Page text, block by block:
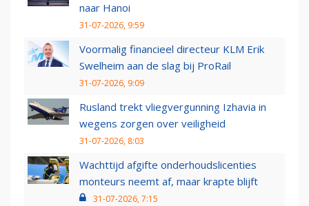
naar Hanoi
31-07-2026, 9:59
Voormalig financieel directeur KLM Erik
Swelheim aan de slag bij ProRail
31-07-2026, 9:09
Rusland trekt vliegvergunning Izhavia in
wegens zorgen over veiligheid
31-07-2026, 8:03
Wachttijd afgifte onderhoudslicenties
monteurs neemt af, maar krapte blijft
31-07-2026, 7:15